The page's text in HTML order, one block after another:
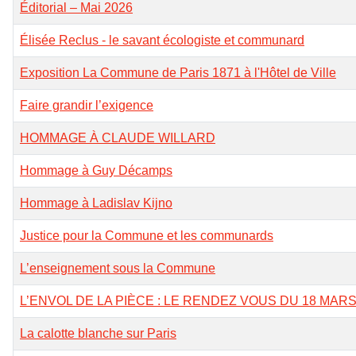
Éditorial – Mai 2026
Élisée Reclus - le savant écologiste et communard
Exposition La Commune de Paris 1871 à l'Hôtel de Ville
Faire grandir l’exigence
HOMMAGE À CLAUDE WILLARD
Hommage à Guy Décamps
Hommage à Ladislav Kijno
Justice pour la Commune et les communards
L’enseignement sous la Commune
L’ENVOL DE LA PIÈCE : LE RENDEZ VOUS DU 18 MARS
La calotte blanche sur Paris